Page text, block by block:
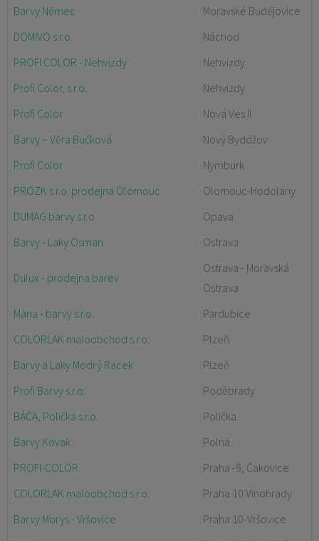
Barvy Němec
Moravské Budějovice
DOMIVO s.r.o.
Náchod
PROFI COLOR - Nehvizdy
Nehvizdy
Profi Color, s.r.o.
Nehvizdy
Profi Color
Nová Ves II
Barvy – Věra Bučková
Nový Byddžov
Profi Color
Nymburk
PROZK s.r.o. prodejna Olomouc
Olomouc-Hodolany
DUMAG barvy s.r.o
Opava
Barvy - Laky Osman
Ostrava
Dulux - prodejna barev
Ostrava - Moravská
Ostrava
Mana - barvy s.r.o.
Pardubice
COLORLAK maloobchod s.r.o.
Plzeň
Barvy a Laky Modrý Racek
Plzeň
Profi Barvy s.r.o.
Poděbrady
BÁČA, Polička s.r.o.
Polička
Barvy Kövak
Polná
PROFI-COLOR
Praha -9, Čakovice
COLORLAK maloobchod s.r.o.
Praha 10 Vinohrady
Barvy Morys - Vršovice
Praha 10-Vršovice